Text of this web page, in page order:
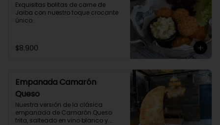
Exquisitas bolitas de carne de
Jaiba con nuestro toque crocante
único.
$8.900
Empanada Camarón
Queso
Nuestra versión de la clásica
empanada de Camarón Queso
frita, salteado en vino blanco y